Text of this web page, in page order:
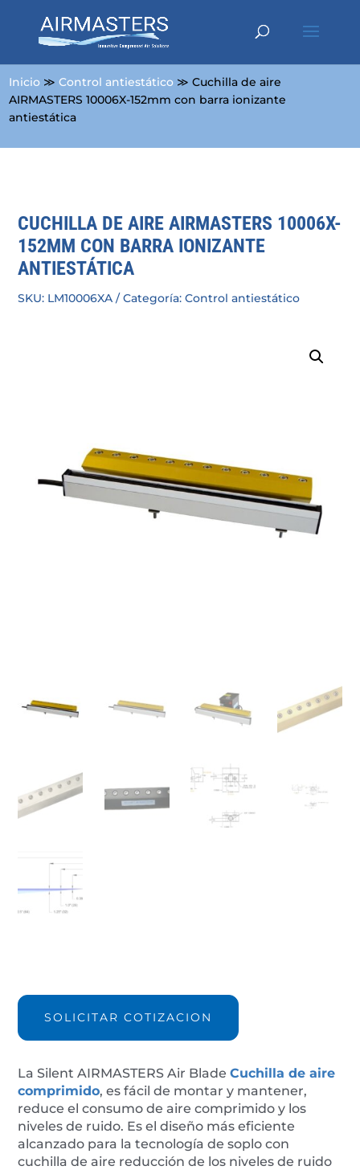
Inicio ≫Control antiestático ≫ Cuchilla de aire
AIRMASTERS 10006X-152mm con barra ionizante
antiestática
CUCHILLA DE AIRE AIRMASTERS 10006X-
152MM CON BARRA IONIZANTE
ANTIESTÁTICA
SKU: LM10006XA Categoría:Control antiestático
de
AIRMASTERS
152mm
barra
ionizante
antiestática
cantidad
SOLICITAR COTIZACION
La Silent AIRMASTERS Air BladeCuchilla de aire
comprimido, es fácil de montar y mantener,
reduce el consumo de aire comprimido y los
niveles de ruido. Es el diseño más eficiente
alcanzado para la tecnología de soplo con
cuchilla de aire reducción de los niveles de ruido